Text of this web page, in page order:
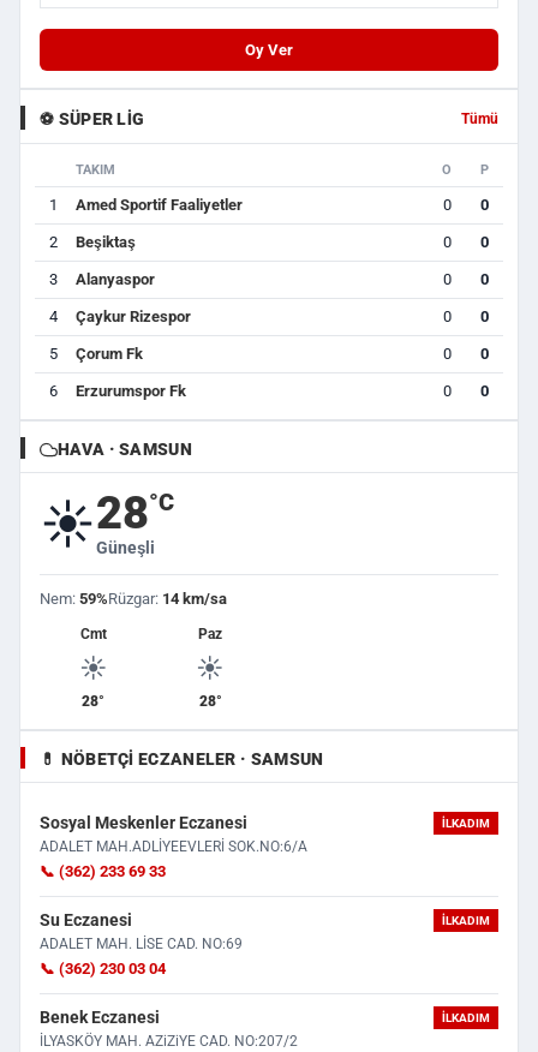
Oy Ver
⚽ SÜPER LIG Tümü
TAKIM O P
1 Amed Sportif Faaliyetler 0 0
2 Beşiktaş 0 0
3 Alanyaspor 0 0
4 Çaykur Rizespor 0 0
5 Çorum Fk 0 0
6 Erzurumspor Fk 0 0
HAVA · SAMSUN
☀️28°C
Güneşli
Nem: 59%Rüzgar: 14 km/sa
Cmt
☀️
28°
Paz
☀️
28°
💊 NÖBETÇI ECZANELER · SAMSUN
Sosyal Meskenler Eczanesi İLKADIM
ADALET MAH.ADLİYEEVLERİ SOK.NO:6/A
📞 (362) 233 69 33
Su Eczanesi İLKADIM
ADALET MAH. LİSE CAD. NO:69
📞 (362) 230 03 04
Benek Eczanesi İLKADIM
İLYASKÖY MAH. AZiZiYE CAD. NO:207/2